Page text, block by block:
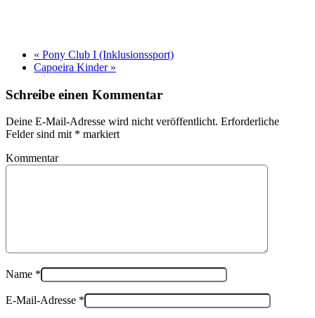
« Pony Club I (Inklusionssport)
Capoeira Kinder »
Schreibe einen Kommentar
Deine E-Mail-Adresse wird nicht veröffentlicht. Erforderliche
Felder sind mit * markiert
Kommentar
Name *
E-Mail-Adresse *